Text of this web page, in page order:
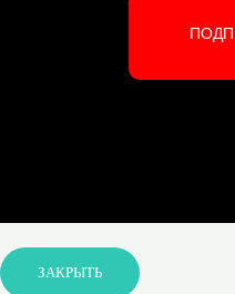
ЗАКРЫТЬ